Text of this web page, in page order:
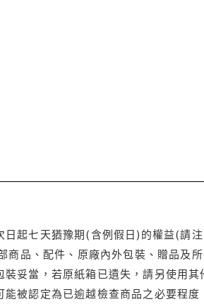
起七天猶豫期(含例假日)的權益(請
品、配件、原廠內外包裝、贈品及
妥當，若原紙箱已遺失，請另使用
能被認定為已逾越檢查商品之必要程